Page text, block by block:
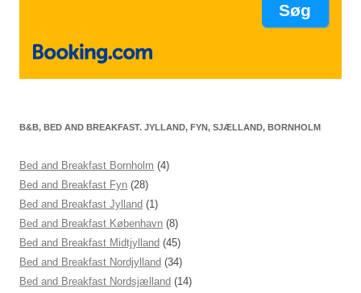
B&B, BED AND BREAKFAST. JYLLAND, FYN, SJÆLLAND, BORNHOLM
Bed and Breakfast Bornholm (4)
Bed and Breakfast Fyn (28)
Bed and Breakfast Jylland (1)
Bed and Breakfast København (8)
Bed and Breakfast Midtjylland (45)
Bed and Breakfast Nordjylland (34)
Bed and Breakfast Nordsjælland (14)